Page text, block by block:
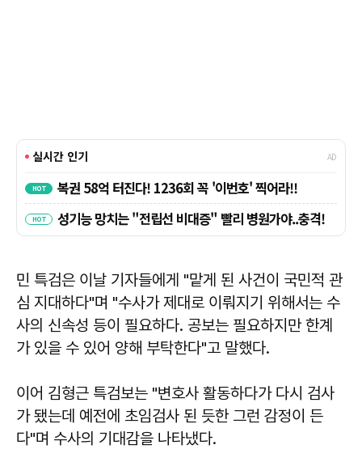
민 특검은 이날 기자들에게 "맡게 된 사건이 국민적 관
심 지대하다"며 "수사가 제대로 이뤄지기 위해서는 수
사의 신속성 등이 필요하다. 공보는 필요하지만 한계
가 있을 수 있어 양해 부탁한다"고 말했다.
이어 김형근 특검보는 "변호사 활동하다가 다시 검사
가 됐는데 예전에 초임검사 된 듯한 그런 감정이 든
다"며 수사의 기대감을 나타냈다.